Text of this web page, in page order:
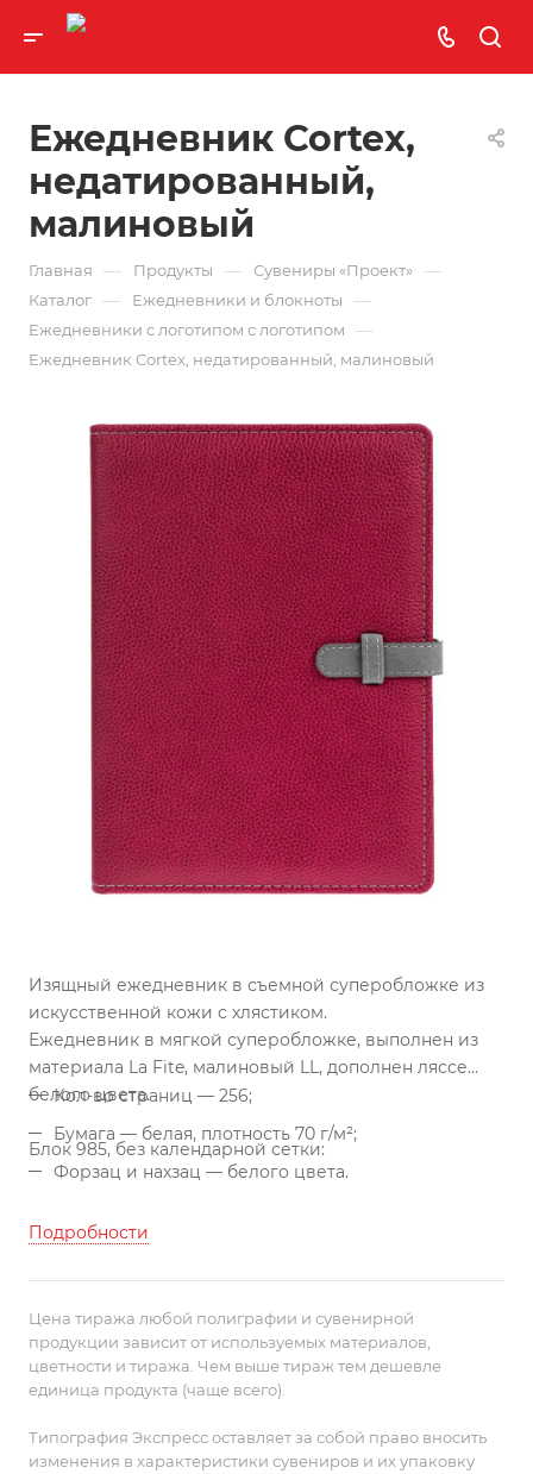
Ежедневник Cortex,
недатированный,
малиновый
Главная — Продукты — Сувениры «Проект» —
Каталог — Ежедневники и блокноты —
Ежедневники с логотипом с логотипом —
Ежедневник Cortex, недатированный, малиновый
Изящный ежедневник в съемной суперобложке из
искусственной кожи с хлястиком.
Ежедневник в мягкой суперобложке, выполнен из
материала La Fite, малиновый LL, дополнен ляссе
белого цвета.
Блок 985, без календарной сетки:
Кол-во страниц — 256;
Бумага — белая, плотность 70 г/м²;
Форзац и нахзац — белого цвета.
Подробности
Цена тиража любой полиграфии и сувенирной
продукции зависит от используемых материалов,
цветности и тиража. Чем выше тираж тем дешевле
единица продукта (чаще всего).
Типография Экспресс оставляет за собой право вносить
изменения в характеристики сувениров и их упаковку